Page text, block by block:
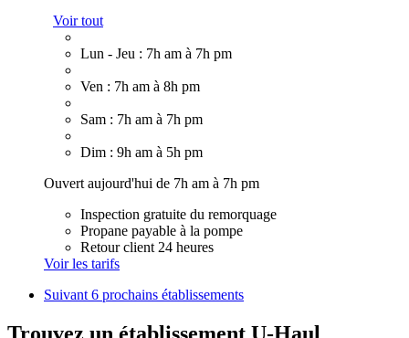
Voir tout
Lun - Jeu : 7h am à 7h pm
Ven : 7h am à 8h pm
Sam : 7h am à 7h pm
Dim : 9h am à 5h pm
Ouvert aujourd'hui de 7h am à 7h pm
Inspection gratuite du remorquage
Propane payable à la pompe
Retour client 24 heures
Voir les tarifs
Suivant6 prochains établissements